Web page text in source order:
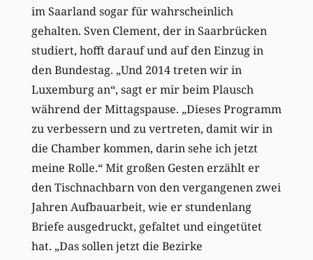
im Saarland sogar für wahrscheinlich
gehalten. Sven Clement, der in Saarbrücken
studiert, hofft darauf und auf den Einzug in
den Bundestag. „Und 2014 treten wir in
Luxemburg an“, sagt er mir beim Plausch
während der Mittagspause. „Dieses Programm
zu verbessern und zu vertreten, damit wir in
die Chamber kommen, darin sehe ich jetzt
meine Rolle.“ Mit großen Gesten erzählt er
den Tischnachbarn von den vergangenen zwei
Jahren Aufbauarbeit, wie er stundenlang
Briefe ausgedruckt, gefaltet und eingetütet
hat. „Das sollen jetzt die Bezirke